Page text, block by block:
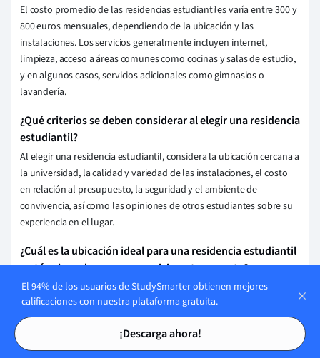
Tarjetas de estudio
Tarjetas de estudio
El costo promedio de las residencias estudiantiles varía entre 300 y
800 euros mensuales, dependiendo de la ubicación y las
instalaciones. Los servicios generalmente incluyen internet,
limpieza, acceso a áreas comunes como cocinas y salas de estudio,
y en algunos casos, servicios adicionales como gimnasios o
lavandería.
¿Qué criterios se deben considerar al elegir una residencia
estudiantil?
Al elegir una residencia estudiantil, considera la ubicación cercana a
la universidad, la calidad y variedad de las instalaciones, el costo
en relación al presupuesto, la seguridad y el ambiente de
convivencia, así como las opiniones de otros estudiantes sobre su
experiencia en el lugar.
¿Cuál es la ubicación ideal para una residencia estudiantil
en términos de acceso a servicios y transporte?
La ubicación ideal para una residencia estudiantil debe ser cercana
a las universidades, contar con fácil acceso a transporte público, y
estar cerca de servicios esenciales como supermercados, cafeterías,
bibliotecas y centros de salud, garantizando comodidad y
seguridad para los estudiantes.
El 94% de los usuarios de StudySmarter obtienen mejores
calificaciones con nuestra plataforma gratuita.
¡Descarga ahora!